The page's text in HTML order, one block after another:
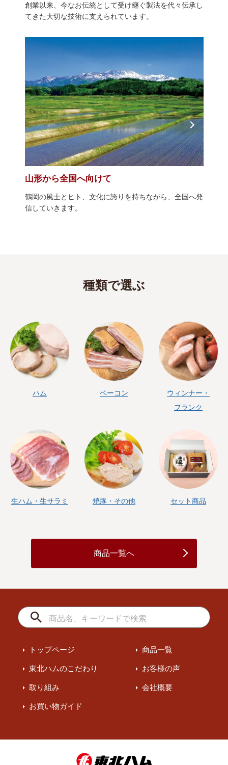
創業以来、今なお伝統として受け継ぐ製法を代々伝承し
てきた大切な技術に支えられています。
山形から全国へ向けて
鶴岡の風士とヒト、文化に誇りを持ちながら、全国へ発
信していきます。
種類で選ぶ
ハム ベーコン
ウィンナー・
フランク
生ハム・生サラミ 焼豚・その他 セット商品
商品一覧へ
トップページ 商品一覧
東北ハムのこだわり お客様の声
取り組み 会社概要
お買い物ガイド